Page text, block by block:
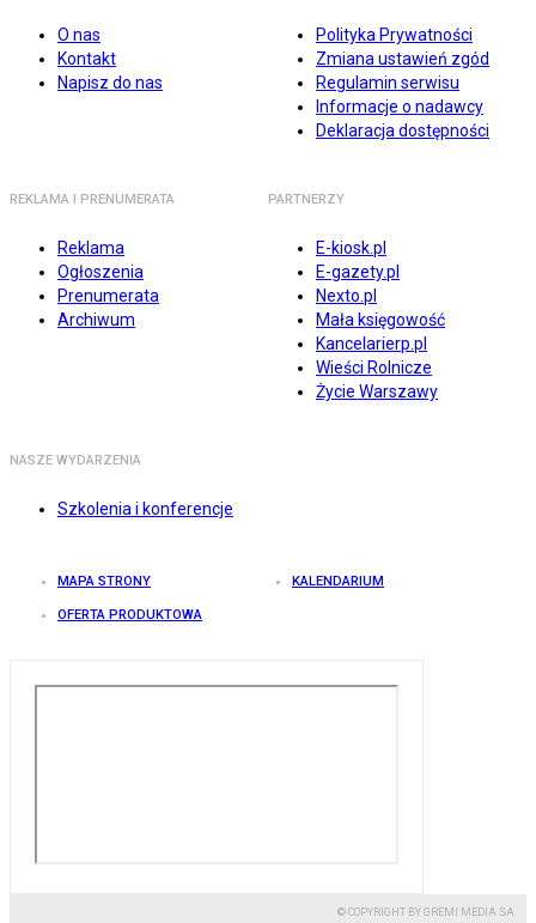
O nas
Kontakt
Napisz do nas
Polityka Prywatności
Zmiana ustawień zgód
Regulamin serwisu
Informacje o nadawcy
Deklaracja dostępności
REKLAMA I PRENUMERATA
Reklama
Ogłoszenia
Prenumerata
Archiwum
PARTNERZY
E-kiosk.pl
E-gazety.pl
Nexto.pl
Mała księgowość
Kancelarierp.pl
Wieści Rolnicze
Życie Warszawy
NASZE WYDARZENIA
Szkolenia i konferencje
MAPA STRONY KALENDARIUM
OFERTA PRODUKTOWA
© COPYRIGHT BY GREMI MEDIA SA